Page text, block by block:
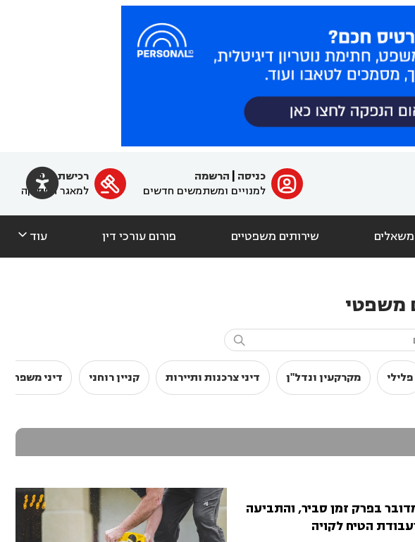
 ﱐ כניסה
הרשמה
למנויים ומשתמשים חדשים

רכישת מנוי
למאגר הפסיקה
משאלים שירותים משפטיים פורום עורכי דין עוד 
משפטי

פלילי מקרקעין ונדל"ן דיני צרכנות ותיירות קניין רוחני דיני משפחה
בפרק זמן סביר, והתביעה
הטיח לקויה